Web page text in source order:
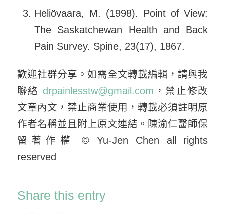
Heliövaara, M. (1998). Point of View:
The Saskatchewan Health and Back
Pain Survey. Spine, 23(17), 1867.
歡迎社群分享。如需全文轉載編輯，請與我
聯絡 drpainlesstw@gmail.com ，禁止修改
文章內文，禁止商業使用，轉載必須註明原
作者名稱並且附上原文連結。陳渝仁醫師保
留著作權 © Yu-Jen Chen all rights
reserved
Share this entry